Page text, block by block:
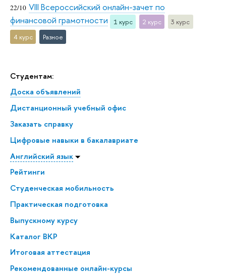
Студентам:
Доска объявлений
Дистанционный учебный офис
Заказать справку
Цифровые навыки в бакалавриате
Английский язык
Рейтинги
Студенческая мобильность
Практическая подготовка
Выпускному курсу
Каталог ВКР
Итоговая аттестация
Рекомендованные онлайн-курсы
22/10 VIII Всероссийский онлайн-зачет по
финансовой грамотности
1 курс 2 курс
3 курс
4 курс
Разное